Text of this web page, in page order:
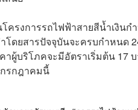
รงการรถไฟฟ้าสายสีน้ำเงินก
โดยสารปัจจุบันจะครบกำหนด
ผู้บริโภคจะมีอัตราเริ่มต้น 17
รกฎาคมนี้